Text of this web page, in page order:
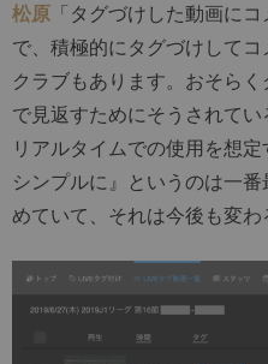
松原 「タグづけした動画に
で、積極的にタグづけして
クラブもあります。おそら
で見返すためにそうされてい
リアルタイムでの使用を想
シンプルに』というのは一
めていて、それは今後も変わ